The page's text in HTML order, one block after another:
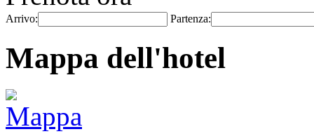
Arrivo: Partenza:
Mappa dell'hotel